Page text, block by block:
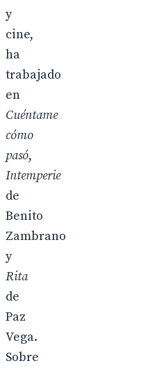
y
cine,
ha
trabajado
en
Cuéntame
cómo
pasó,
Intemperie
de
Benito
Zambrano
y
Rita
de
Paz
Vega.
Sobre